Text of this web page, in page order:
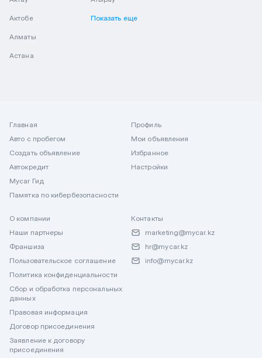
Актобе
Алматы
Астана
Показать еще
Главная
Авто с пробегом
Создать объявление
Автокредит
Mycar Гид
Памятка по кибербезопасности
Профиль
Мои объявления
Избранное
Настройки
О компании
Наши партнеры
Франшиза
Пользовательское соглашение
Политика конфиденциальности
Сбор и обработка персональных
данных
Правовая информация
Договор присоединения
Заявление к договору
присоединения
Контакты
marketing@mycar.kz
hr@mycar.kz
info@mycar.kz